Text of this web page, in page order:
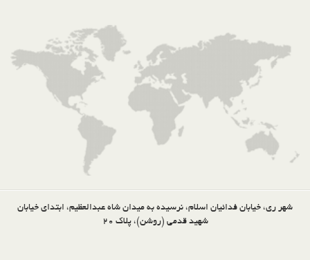
شهر ری، خیابان فدائیان اسلام، نرسیده به میدان شاه عبدالعظیم، ابتدای خیابان
شهید قدمی (روشن)، پلاک 20